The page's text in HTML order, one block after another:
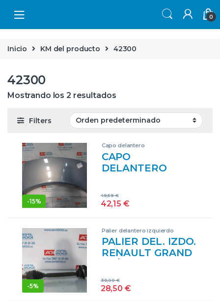
0
Inicio KM del producto 42300
42300
Mostrando los 2 resultados
Filters
-15%
Capo delantero
CAPO
DELANTERO
1.9 DCI (JM12,
DF9QD8PROV
GRIS
42,15 €
49,59€
-5%
Palier delantero izquierdo
PALIER DEL. IZDO.
RENAULT GRAND
JM0G) D/ F9Q D8 –
28,50 €
30,00€